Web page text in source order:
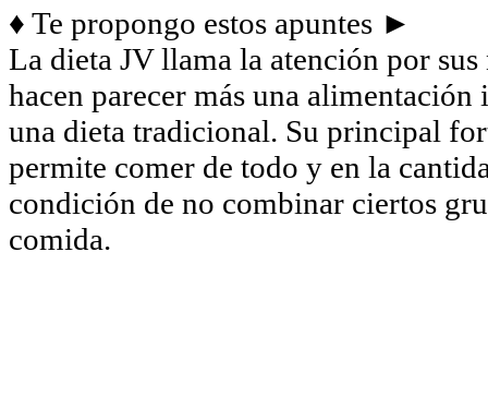
♦ Te propongo estos apuntes ►
La dieta JV llama la atención por sus
hacen parecer más una
una dieta tradicional. Su principal
permite comer de todo y en la
condición de no combinar ciertos
comida.